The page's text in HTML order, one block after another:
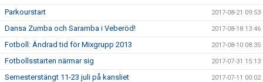
Parkourstart 2017-08-21 09:53
Dansa Zumba och Saramba i Veberöd! 2017-08-18 13:46
Fotboll: Ändrad tid för Mixgrupp 2013 2017-08-10 08:35
Fotbollsstarten närmar sig 2017-07-31 15:13
Semesterstängt 11-23 juli på kansliet 2017-07-11 00:02